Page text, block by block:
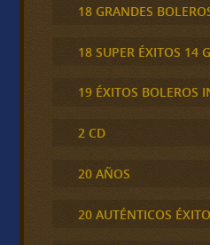
18 GRANDES
18 SUPER ÉXITOS 14
19 ÉXITOS BOLEROS
2 CD
20 AÑOS
20 AUTÉNTICOS